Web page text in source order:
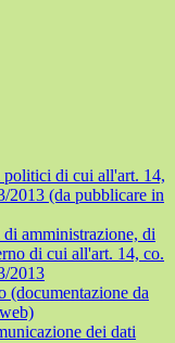
di cui all'art. 14,
2013 (da pubblicare in
amministrazione, di
di cui all'art. 14, co.
2013
(documentazione da
dei dati